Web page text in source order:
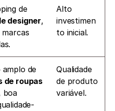
Dropshipping de
designer,
Alto
investimen
to inicial.
de roupas
boa
Qualidade
de produto
variável.